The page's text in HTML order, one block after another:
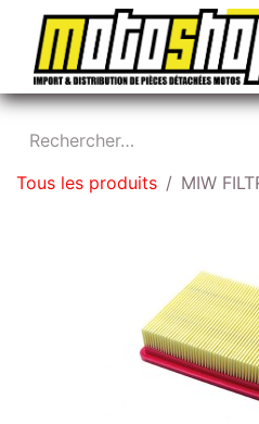
Tous les produits MIW